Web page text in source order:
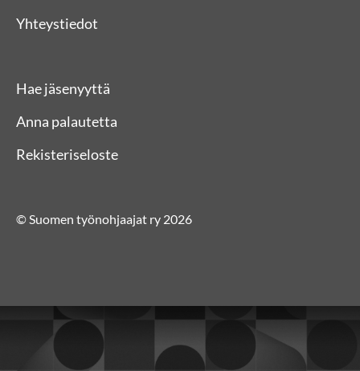
Yhteystiedot
Hae jäsenyyttä
Anna palautetta
Rekisteriseloste
© Suomen työnohjaajat ry 2026